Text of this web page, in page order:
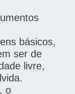
básicos,
ser de
livre,
o